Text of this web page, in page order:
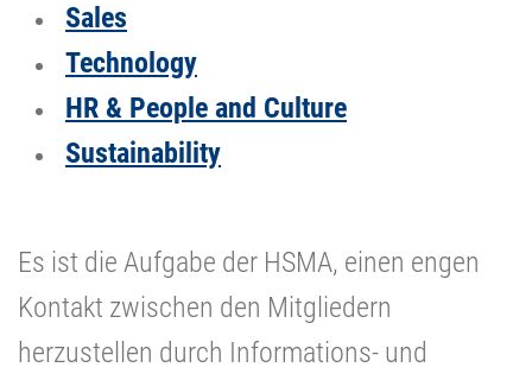
Sales
Technology
HR & People and Culture
Sustainability
Es ist die Aufgabe der HSMA, einen engen
Kontakt zwischen den Mitgliedern
herzustellen durch Informations- und